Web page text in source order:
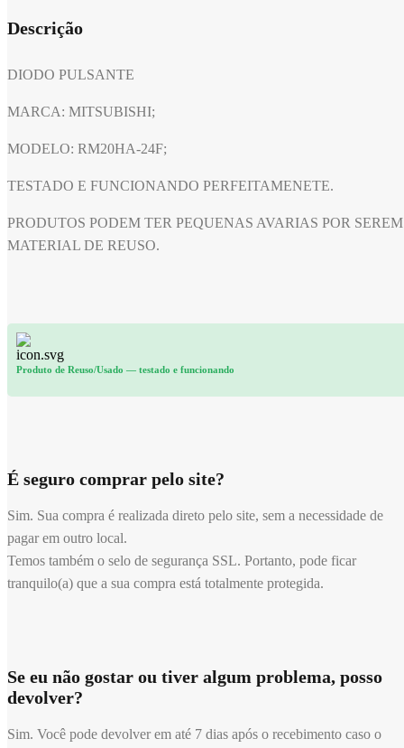
Descrição
DIODO PULSANTE
MARCA: MITSUBISHI;
MODELO: RM20HA-24F;
TESTADO E FUNCIONANDO PERFEITAMENETE.
PRODUTOS PODEM TER PEQUENAS AVARIAS POR SEREM
MATERIAL DE REUSO.
Produto de Reuso/Usado — testado e funcionando
É seguro comprar pelo site?
Sim. Sua compra é realizada direto pelo site, sem a necessidade de
pagar em outro local.
Temos também o selo de segurança SSL. Portanto, pode ficar
tranquilo(a) que a sua compra está totalmente protegida.
Se eu não gostar ou tiver algum problema, posso
devolver?
Sim. Você pode devolver em até 7 dias após o recebimento caso o